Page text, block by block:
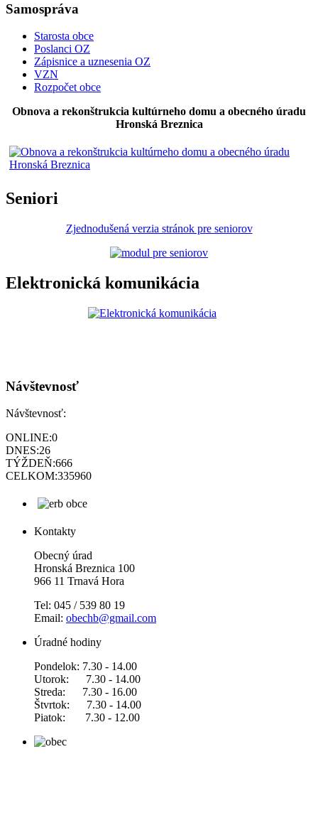
Samospráva
Starosta obce
Poslanci OZ
Zápisnice a uznesenia OZ
VZN
Rozpočet obce
Obnova a rekonštrukcia kultúrneho domu a obecného úradu
Hronská Breznica
Seniori
Zjednodušená verzia stránok pre seniorov
Elektronická komunikácia
Návštevnosť
Návštevnosť:
ONLINE:0
DNES:26
TÝŽDEŇ:666
CELKOM:335960
Kontakty
Obecný úrad
Hronská Breznica 100
966 11 Trnavá Hora
Tel: 045 / 539 80 19
Email: obechb@gmail.com
Úradné hodiny
Pondelok: 7.30 - 14.00
Utorok: 7.30 - 14.00
Streda: 7.30 - 16.00
Štvrtok: 7.30 - 14.00
Piatok: 7.30 - 12.00